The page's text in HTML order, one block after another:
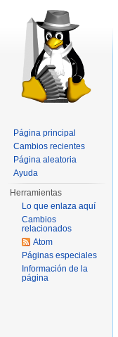
Página principal
Cambios recientes
Página aleatoria
Ayuda
Herramientas
Lo que enlaza aquí
Cambios
relacionados
Atom
Páginas especiales
Información de la
página